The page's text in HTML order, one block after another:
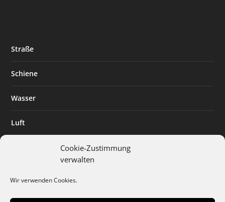
Cookie-Zustimmung
verwalten
Wir verwenden Cookies.
Straße
Schiene
Wasser
Luft
Digitalisierung